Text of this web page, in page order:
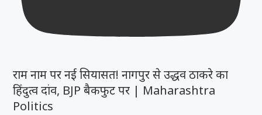
राम नाम पर नई सियासत! नागपुर से उद्धव ठाकरे का
हिंदुत्व दांव, BJP बैकफुट पर | Maharashtra
Politics